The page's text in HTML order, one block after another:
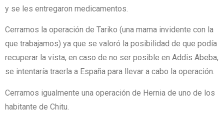
y se les entregaron medicamentos.
Cerramos la operación de Tariko (una mama invidente con la
que trabajamos) ya que se valoró la posibilidad de que podía
recuperar la vista, en caso de no ser posible en Addis Abeba,
se intentaría traerla a España para llevar a cabo la operación.
Cerramos igualmente una operación de Hernia de uno de los
habitante de Chitu.